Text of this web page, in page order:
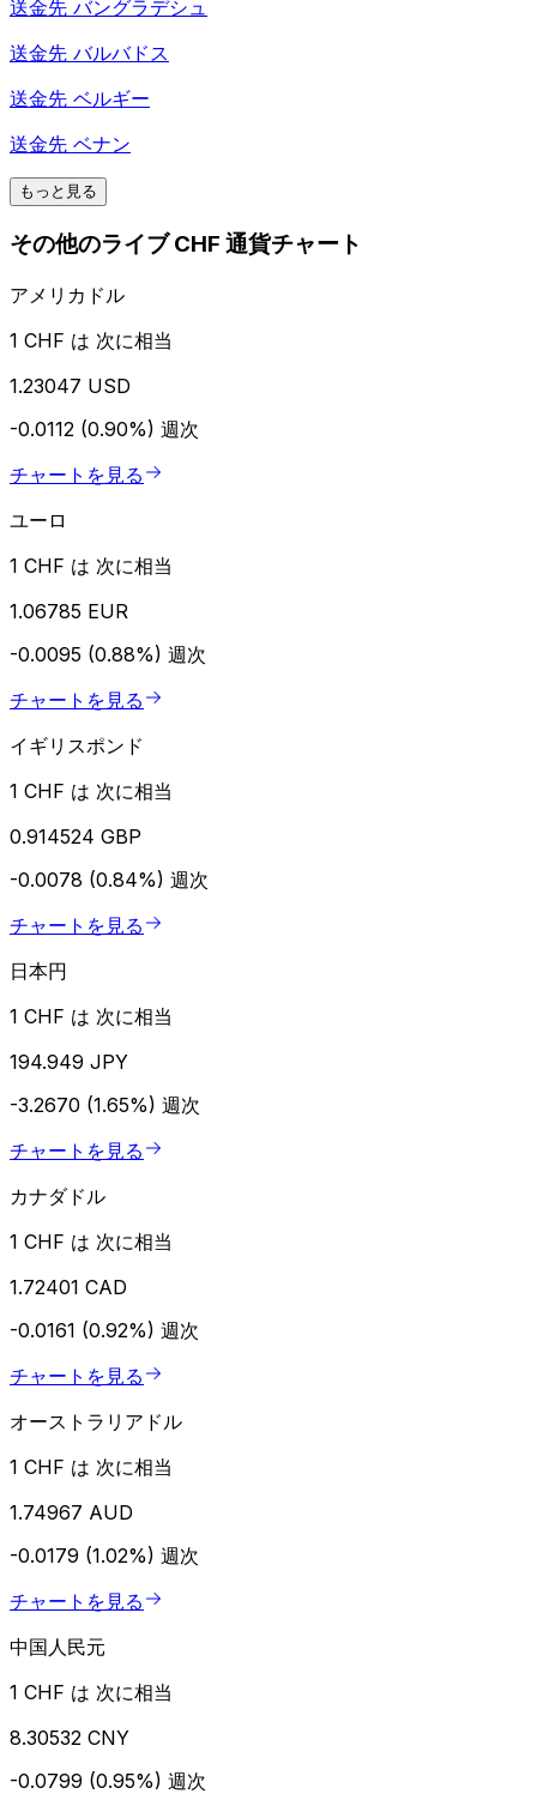
送金先 バングラデシュ
送金先 バルバドス
送金先 ベルギー
送金先 ベナン
もっと見る
その他のライブ CHF 通貨チャート
アメリカドル
1 CHF は 次に相当
1.23047 USD
-0.0112 (0.90%) 週次
チャートを見る
ユーロ
1 CHF は 次に相当
1.06785 EUR
-0.0095 (0.88%) 週次
チャートを見る
イギリスポンド
1 CHF は 次に相当
0.914524 GBP
-0.0078 (0.84%) 週次
チャートを見る
日本円
1 CHF は 次に相当
194.949 JPY
-3.2670 (1.65%) 週次
チャートを見る
カナダドル
1 CHF は 次に相当
1.72401 CAD
-0.0161 (0.92%) 週次
チャートを見る
オーストラリアドル
1 CHF は 次に相当
1.74967 AUD
-0.0179 (1.02%) 週次
チャートを見る
中国人民元
1 CHF は 次に相当
8.30532 CNY
-0.0799 (0.95%) 週次